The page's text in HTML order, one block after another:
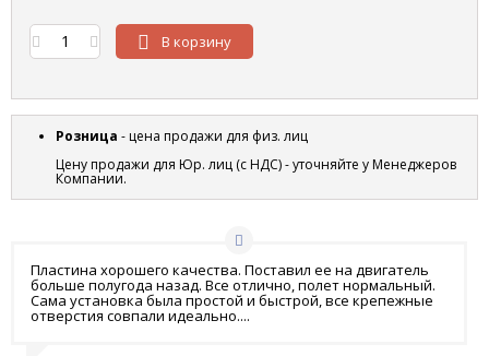
В корзину
Розница - цена продажи для физ. лиц
Цену продажи для Юр. лиц (с НДС) - уточняйте у Менеджеров
Компании.
Пластина хорошего качества. Поставил ее на двигатель
больше полугода назад. Все отлично, полет нормальный.
Сама установка была простой и быстрой, все крепежные
отверстия совпали идеально....